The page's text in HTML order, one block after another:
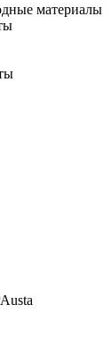
материалы